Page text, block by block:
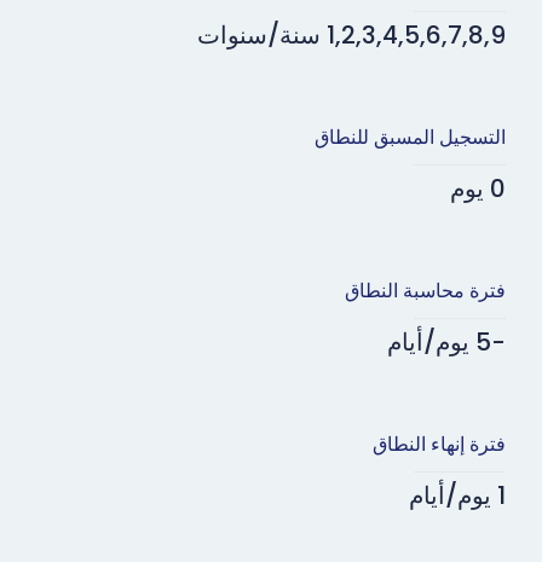
1,2,3,4,5,6,7,8,9 سنة/سنوات
التسجيل المسبق للنطاق
0 يوم
فترة محاسبة النطاق
-5 يوم/أيام
فترة إنهاء النطاق
1 يوم/أيام